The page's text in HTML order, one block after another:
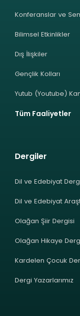
Konferanslar ve
Bilimsel Etkinlikler
Dış İlişkiler
Gençlik Kolları
Yutub (Youtube)
Tüm Faaliyetler
Dergiler
Dil ve Edebiyat
Dil ve Edebiyat
Olağan Şiir Dergisi
Olağan Hikaye
Kardelen Çocuk
Dergi Yazarlarımız